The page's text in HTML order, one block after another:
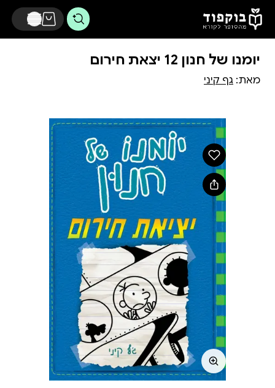
דלג לתוכן הראשי
יומנו של חנון 12 יצאת חירום
מאת: גף קיני